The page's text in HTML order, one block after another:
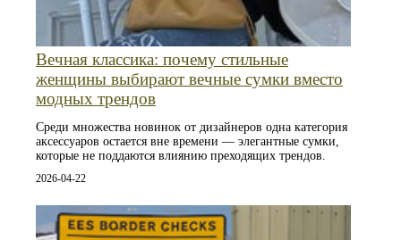
Вечная классика: почему стильные
женщины выбирают вечные сумки вместо
модных трендов
Среди множества новинок от дизайнеров одна категория
аксессуаров остается вне времени — элегантные сумки,
которые не поддаются влиянию преходящих трендов.
2026-04-22